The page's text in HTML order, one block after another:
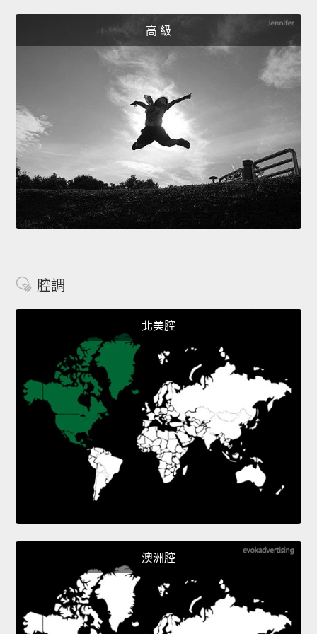
高 級
腔調
北美腔
澳洲腔